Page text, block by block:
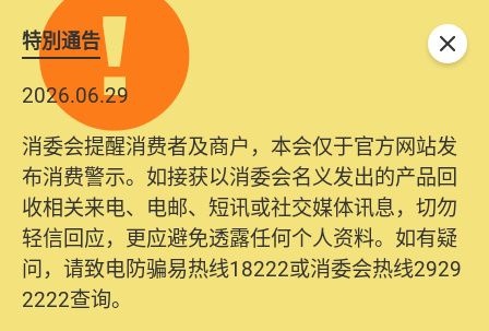
特別通告
2026.06.29
消委会提醒消费者及商户，本会仅于官方网站发
布消费警示。如接获以消委会名义发出的产品回
收相关来电、电邮、短讯或社交媒体讯息，切勿
轻信回应，更应避免透露任何个人资料。如有疑
问，请致电防骗易热线18222或消委会热线2929
2222查询。
关闭